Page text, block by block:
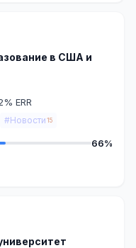
в США и
ERR
#Новости 15
66%